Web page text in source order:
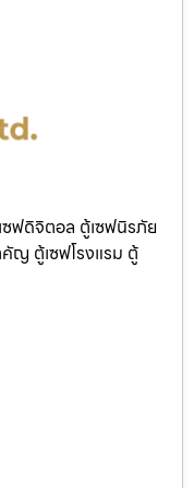
ฟดิจิตอล ตู้เซฟนิรภัย
คัญ ตู้เซฟโรงแรม ตู้